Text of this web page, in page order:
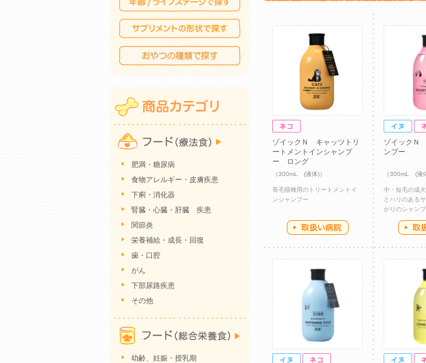
ゾイックＮ キャッツトリ
ートメントインシャンプ
ー ロング
（300mL (液体)）
長毛猫種用のトリートメントイ
ンシャンプー
ゾイックＮ
ンプー
（300mL (液
中・短毛の成
とハリのある
がりのシャン
肥満・糖尿病
食物アレルギー・皮膚疾患
下痢・消化器
腎臓・心臓・肝臓 疾患
関節炎
栄養補給・成長・回復
歯・口腔
がん
下部尿路疾患
その他
幼齢、妊娠・授乳期